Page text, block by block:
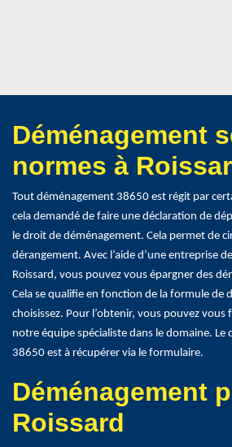
Déménagement
normes à
Tout déménagement 38650 est régit par
cela demandé de faire une déclaration de
le droit de déménagement. Cela permet de
dérangement. Avec l’aide d’une entreprise
Roissard, vous pouvez vous épargner des
Cela se qualifie en fonction de la formule de
choisissez. Pour l’obtenir, vous pouvez vous
notre équipe spécialiste dans le domaine. Le
38650 est à récupérer via le formulaire.
Déménagement
Roissard